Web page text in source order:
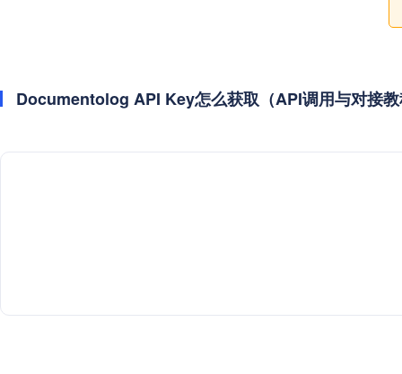
Documentolog API Key怎么获取（API调用与对接